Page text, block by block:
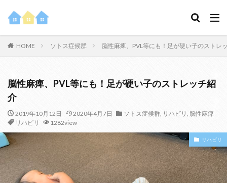
HOME ソトス症候群 脳性麻痺、PVL等にも！足が硬い子のストレ
脳性麻痺、PVL等にも！足が硬い子のストレッチ紹
介
2019年10月12日 2020年4月7日 ソトス症候群, リハビリ , 脳性麻痺
リハビリ
1282view
リハビリ